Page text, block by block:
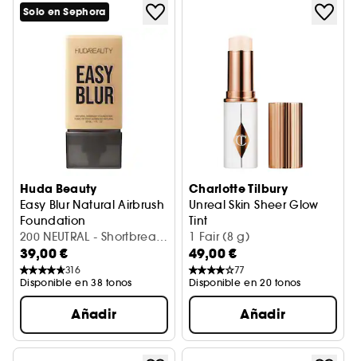
Solo en Sephora
Huda Beauty
Easy Blur Natural Airbrush
Foundation
Base de maquillaje
200 NEUTRAL - Shortbread
(30 ml)
39,00 €
316
Disponible en 38 tonos
Añadir
Charlotte Tilbury
Unreal Skin Sheer Glow
Tint
Stick base de maquillaje
1 Fair (8 g)
49,00 €
77
Disponible en 20 tonos
Añadir